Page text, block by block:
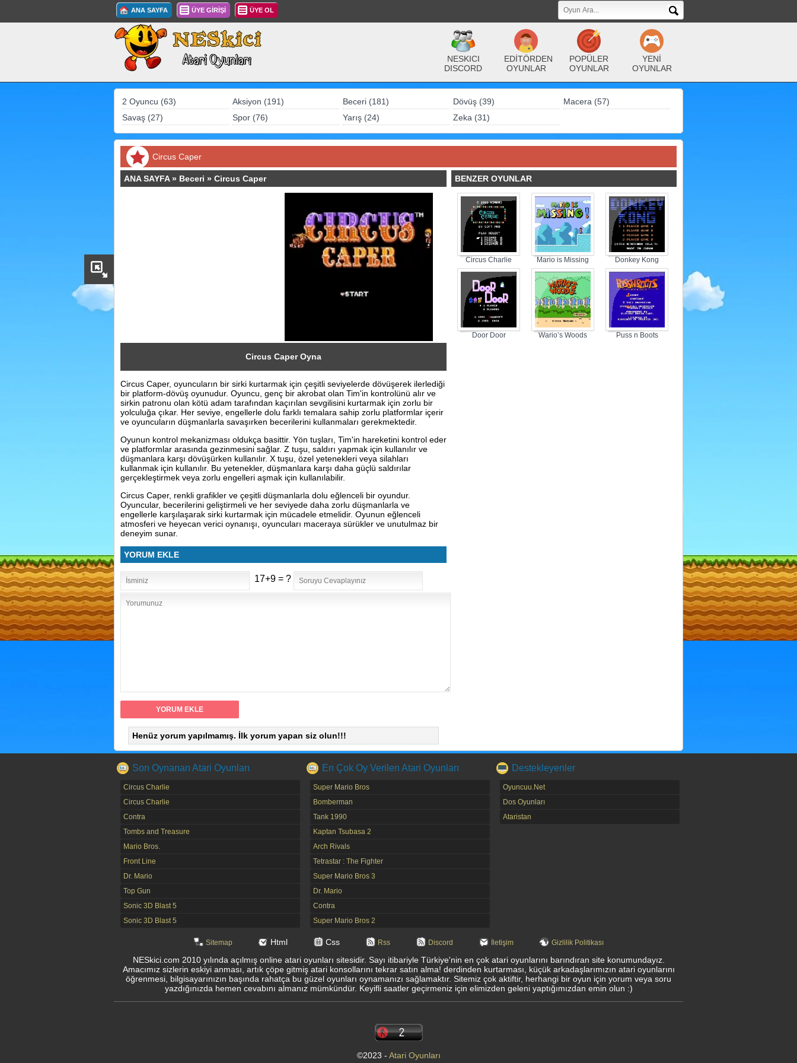
ANA SAYFA ÜYE GİRİŞİ ÜYE OL
YENİ
OYUNLAR
POPÜLER
OYUNLAR
EDİTÖRDEN
OYUNLAR
NESKICI
DISCORD
Pinterest
2 Oyuncu (63) Aksiyon (191) Beceri (181) Dövüş (39)
Macera (57)
Savaş (27)
Spor (76) Yarış (24) Zeka (31)
Circus Caper
ANA SAYFA» Beceri » Circus Caper
Circus Caper Oyna
Circus Caper, oyuncuların bir sirki kurtarmak için çeşitli seviyelerde dövüşerek ilerlediği
bir platform-dövüş oyunudur. Oyuncu, genç bir akrobat olan Tim'in kontrolünü alır ve
sirkin patronu olan kötü adam tarafından kaçırılan sevgilisini kurtarmak için zorlu bir
yolculuğa çıkar. Her seviye, engellerle dolu farklı temalara sahip zorlu platformlar içerir
ve oyuncuların düşmanlarla savaşırken becerilerini kullanmaları gerekmektedir.
Oyunun kontrol mekanizması oldukça basittir. Yön tuşları, Tim'in hareketini kontrol eder
ve platformlar arasında gezinmesini sağlar. Z tuşu, saldırı yapmak için kullanılır ve
düşmanlara karşı dövüşürken kullanılır. X tuşu, özel yetenekleri veya silahları
kullanmak için kullanılır. Bu yetenekler, düşmanlara karşı daha güçlü saldırılar
gerçekleştirmek veya zorlu engelleri aşmak için kullanılabilir.
Circus Caper, renkli grafikler ve çeşitli düşmanlarla dolu eğlenceli bir oyundur.
Oyuncular, becerilerini geliştirmeli ve her seviyede daha zorlu düşmanlarla ve
engellerle karşılaşarak sirki kurtarmak için mücadele etmelidir. Oyunun eğlenceli
atmosferi ve heyecan verici oynanışı, oyuncuları maceraya sürükler ve unutulmaz bir
deneyim sunar.
YORUM EKLE
17+9 = ?
Henüz yorum yapılmamış. İlk yorum yapan siz olun!!!
BENZER OYUNLAR
Circus Charlie Mario is Missing Donkey Kong
Door Door Wario’s Woods Puss n Boots
Son Oynanan Atari Oyunları
Circus Charlie
Circus Charlie
Contra
Tombs and Treasure
Mario Bros.
Front Line
Dr. Mario
Top Gun
Sonic 3D Blast 5
Sonic 3D Blast 5
En Çok Oy Verilen Atari Oyunları
Super Mario Bros
Bomberman
Tank 1990
Kaptan Tsubasa 2
Arch Rivals
Tetrastar : The Fighter
Super Mario Bros 3
Dr. Mario
Contra
Super Mario Bros 2
Destekleyenler
Oyuncuu.Net
Dos Oyunları
Ataristan
Sitemap Html Css Rss Discord İletişim Gizlilik Politikası
NESkici.com 2010 yılında açılmış online atari oyunları sitesidir. Sayı itibariyle Türkiye'nin en çok atari oyunlarını barındıran site konumundayız.
Amacımız sizlerin eskiyi anması, artık çöpe gitmiş atari konsollarını tekrar satın alma! derdinden kurtarması, küçük arkadaşlarımızın atari oyunlarını
öğrenmesi, bilgisayarınızın başında rahatça bu güzel oyunları oynamanızı sağlamaktır. Sitemiz çok aktiftir, herhangi bir oyun için yorum veya soru
yazdığınızda hemen cevabını almanız mümkündür. Keyifli saatler geçirmeniz için elimizden geleni yaptığımızdan emin olun :)
©2023 - Atari Oyunları